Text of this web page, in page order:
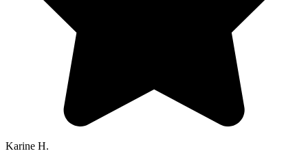
Karine H.